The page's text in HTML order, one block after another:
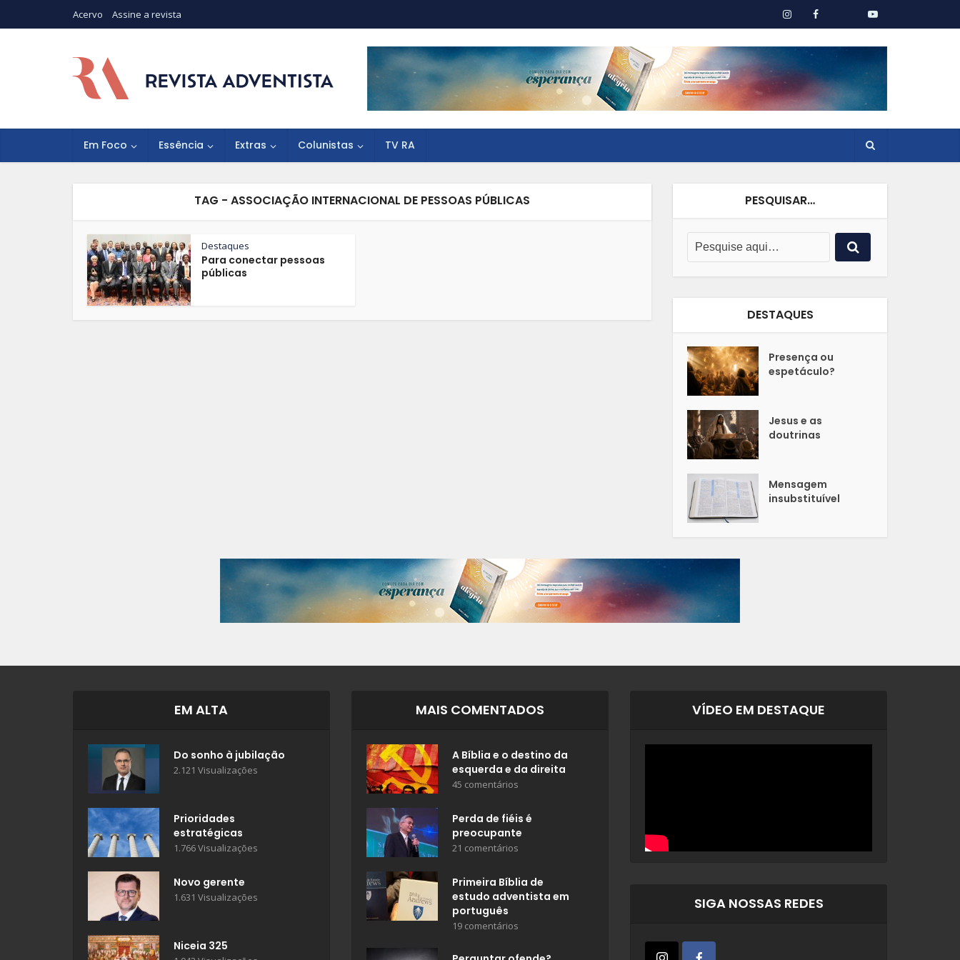
Acervo Assine a revista
Em Foco Essência Extras Colunistas TV RA
TAG - ASSOCIAÇÃO INTERNACIONAL DE PESSOAS PÚBLICAS
Destaques
Para conectar pessoas
públicas
PESQUISAR…
DESTAQUES
Presença ou
espetáculo?
Jesus e as
doutrinas
Mensagem
insubstituível
EM ALTA
Do sonho à jubilação
2.121 Visualizações
Prioridades
estratégicas
1.766 Visualizações
Novo gerente
1.631 Visualizações
Niceia 325
MAIS COMENTADOS
A Bíblia e o destino da
esquerda e da direita
45 comentários
Perda de fiéis é
preocupante
21 comentários
Primeira Bíblia de
estudo adventista em
português
19 comentários
VÍDEO EM DESTAQUE
SIGA NOSSAS REDES